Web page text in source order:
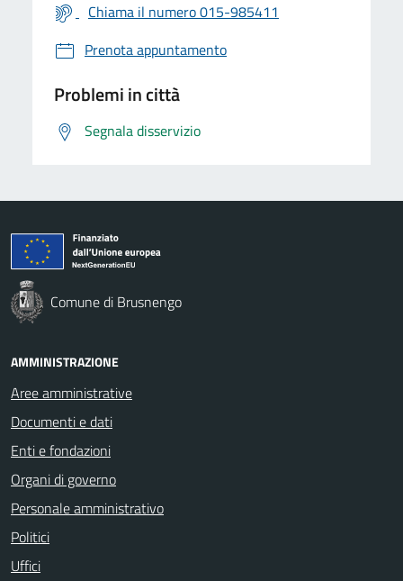
Chiama il numero 015-985411
Prenota appuntamento
Problemi in città
Segnala disservizio
Comune di Brusnengo
AMMINISTRAZIONE
Aree amministrative
Documenti e dati
Enti e fondazioni
Organi di governo
Personale amministrativo
Politici
Uffici